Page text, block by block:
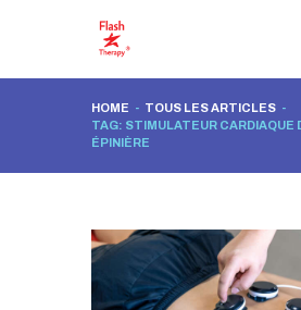
HOME
TOUS LES ARTICLES
TAG: STIMULATEUR CARDIAQUE
ÉPINIÈRE
PAGE D’ACCUEIL
À PROPOS DE NOUS
SOLUTION!
PROCESSUS DE
RÉSOLUTION